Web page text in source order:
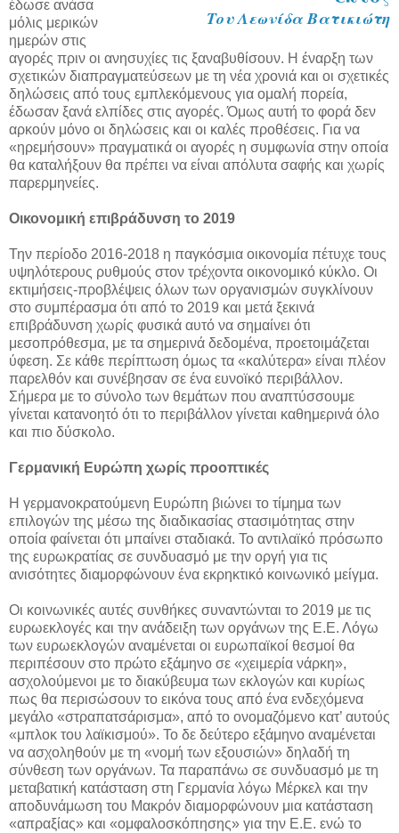
Του Λεωνίδα Βατικιώτη
έδωσε ανάσα
μόλις μερικών
ημερών στις
αγορές πριν οι ανησυχίες τις ξαναβυθίσουν. Η έναρξη των
σχετικών διαπραγματεύσεων με τη νέα χρονιά και οι σχετικές
δηλώσεις από τους εμπλεκόμενους για ομαλή πορεία,
έδωσαν ξανά ελπίδες στις αγορές. Όμως αυτή το φορά δεν
αρκούν μόνο οι δηλώσεις και οι καλές προθέσεις. Για να
«ηρεμήσουν» πραγματικά οι αγορές η συμφωνία στην οποία
θα καταλήξουν θα πρέπει να είναι απόλυτα σαφής και χωρίς
παρερμηνείες.
Οικονομική επιβράδυνση το 2019
Την περίοδο 2016-2018 η παγκόσμια οικονομία πέτυχε τους
υψηλότερους ρυθμούς στον τρέχοντα οικονομικό κύκλο. Οι
εκτιμήσεις-προβλέψεις όλων των οργανισμών συγκλίνουν
στο συμπέρασμα ότι από το 2019 και μετά ξεκινά
επιβράδυνση χωρίς φυσικά αυτό να σημαίνει ότι
μεσοπρόθεσμα, με τα σημερινά δεδομένα, προετοιμάζεται
ύφεση. Σε κάθε περίπτωση όμως τα «καλύτερα» είναι πλέον
παρελθόν και συνέβησαν σε ένα ευνοϊκό περιβάλλον.
Σήμερα με το σύνολο των θεμάτων που αναπτύσσουμε
γίνεται κατανοητό ότι το περιβάλλον γίνεται καθημερινά όλο
και πιο δύσκολο.
Γερμανική Ευρώπη χωρίς προοπτικές
Η γερμανοκρατούμενη Ευρώπη βιώνει το τίμημα των
επιλογών της μέσω της διαδικασίας στασιμότητας στην
οποία φαίνεται ότι μπαίνει σταδιακά. Το αντιλαϊκό πρόσωπο
της ευρωκρατίας σε συνδυασμό με την οργή για τις
ανισότητες διαμορφώνουν ένα εκρηκτικό κοινωνικό μείγμα.
Οι κοινωνικές αυτές συνθήκες συναντώνται το 2019 με τις
ευρωεκλογές και την ανάδειξη των οργάνων της Ε.Ε. Λόγω
των ευρωεκλογών αναμένεται οι ευρωπαϊκοί θεσμοί θα
περιπέσουν στο πρώτο εξάμηνο σε «χειμερία νάρκη»,
ασχολούμενοι με το διακύβευμα των εκλογών και κυρίως
πως θα περισώσουν το εικόνα τους από ένα ενδεχόμενα
μεγάλο «στραπατσάρισμα», από το ονομαζόμενο κατ’ αυτούς
«μπλοκ του λαϊκισμού». Το δε δεύτερο εξάμηνο αναμένεται
να ασχοληθούν με τη «νομή των εξουσιών» δηλαδή τη
σύνθεση των οργάνων. Τα παραπάνω σε συνδυασμό με τη
μεταβατική κατάσταση στη Γερμανία λόγω Μέρκελ και την
αποδυνάμωση του Μακρόν διαμορφώνουν μια κατάσταση
«απραξίας» και «ομφαλοσκόπησης» για την Ε.Ε. ενώ το